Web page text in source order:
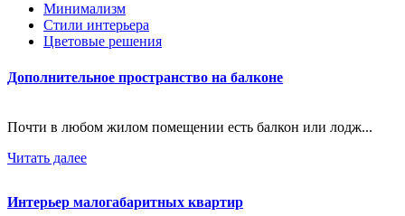
Минимализм
Стили интерьера
Цветовые решения
Дополнительное пространство на балконе
Почти в любом жилом помещении есть балкон или лодж...
Читать далее
Интерьер малогабаритных квартир